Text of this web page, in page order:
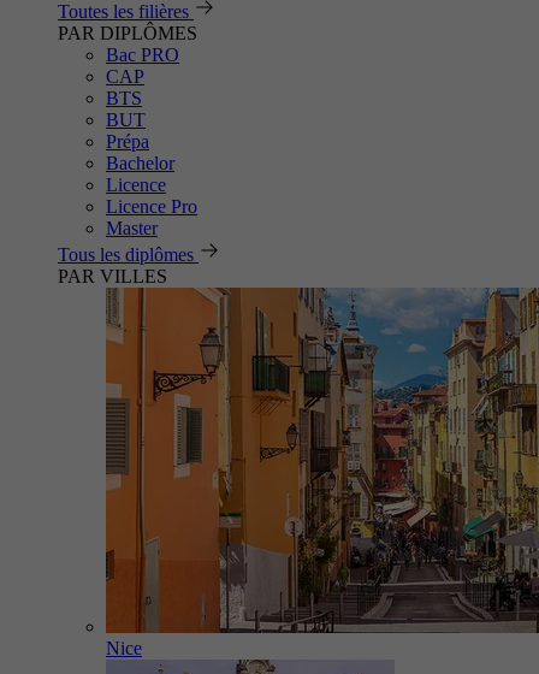
Toutes les filières
PAR DIPLÔMES
Bac PRO
CAP
BTS
BUT
Prépa
Bachelor
Licence
Licence Pro
Master
Tous les diplômes
PAR VILLES
Nice